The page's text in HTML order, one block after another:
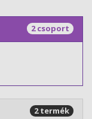
2 csoport
2 termék